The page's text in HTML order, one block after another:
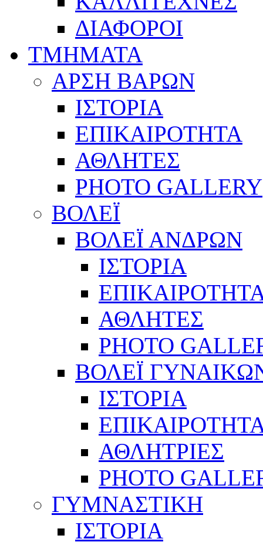
ΔΙΑΦΟΡΟΙ
ΤΜΗΜΑΤΑ
ΑΡΣΗ ΒΑΡΩΝ
ΙΣΤΟΡΙΑ
ΕΠΙΚΑΙΡΟΤΗΤΑ
ΑΘΛΗΤΕΣ
PHOTO GALLERY
ΒΟΛΕΪ
ΒΟΛΕΪ ΑΝΔΡΩΝ
ΙΣΤΟΡΙΑ
ΑΘΛΗΤΕΣ
PHOTO
ΒΟΛΕΪ
ΙΣΤΟΡΙΑ
ΑΘΛΗΤΡΙΕΣ
PHOTO
ΓΥΜΝΑΣΤΙΚΗ
ΙΣΤΟΡΙΑ